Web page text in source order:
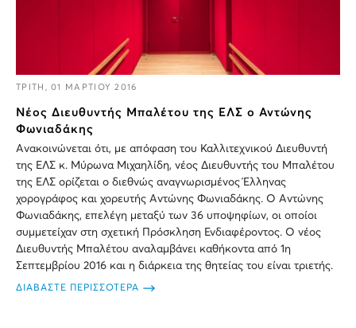
ΤΡΙΤΗ, 01 ΜΑΡΤΙΟΥ 2016
Νέος Διευθυντής Μπαλέτου της ΕΛΣ ο Αντώνης
Φωνιαδάκης
Ανακοινώνεται ότι, με απόφαση του Καλλιτεχνικού Διευθυντή
της ΕΛΣ κ. Μύρωνα Μιχαηλίδη, νέος Διευθυντής του Μπαλέτου
της ΕΛΣ ορίζεται ο διεθνώς αναγνωρισμένος Έλληνας
χορογράφος και χορευτής Αντώνης Φωνιαδάκης. Ο Αντώνης
Φωνιαδάκης, επελέγη μεταξύ των 36 υποψηφίων, οι οποίοι
συμμετείχαν στη σχετική Πρόσκληση Ενδιαφέροντος. Ο νέος
Διευθυντής Μπαλέτου αναλαμβάνει καθήκοντα από 1η
Σεπτεμβρίου 2016 και η διάρκεια της θητείας του είναι τριετής.
ΔΙΑΒΑΣΤΕ ΠΕΡΙΣΣΟΤΕΡΑ